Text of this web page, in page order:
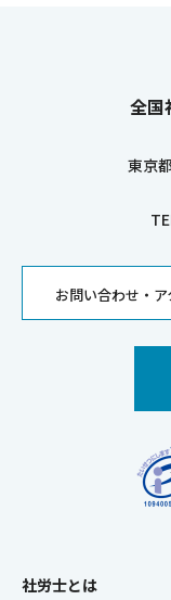
全国
東京
お問い合わせ・ア
社労士とは